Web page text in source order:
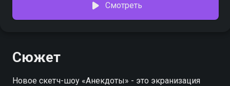
Смотреть
Сюжет
Новое скетч-шоу «Анекдоты» - это экранизация